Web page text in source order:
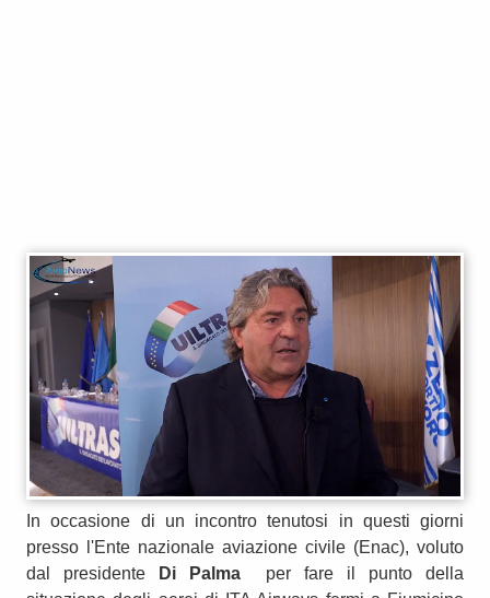
In occasione di un incontro tenutosi in questi giorni
presso l'Ente nazionale aviazione civile (Enac), voluto
dal presidente
Di Palmaper fare il punto della